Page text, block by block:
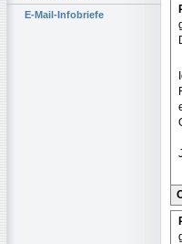
E-Mail-Infobriefe